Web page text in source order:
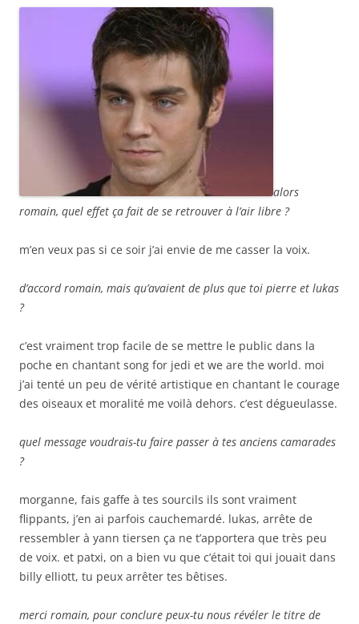
alors
romain, quel effet ça fait de se retrouver à l’air libre ?
m’en veux pas si ce soir j’ai envie de me casser la voix.
d’accord romain, mais qu’avaient de plus que toi pierre et lukas
?
c’est vraiment trop facile de se mettre le public dans la
poche en chantant song for jedi et we are the world. moi
j’ai tenté un peu de vérité artistique en chantant le courage
des oiseaux et moralité me voilà dehors. c’est dégueulasse.
quel message voudrais-tu faire passer à tes anciens camarades
?
morganne, fais gaffe à tes sourcils ils sont vraiment
flippants, j’en ai parfois cauchemardé. lukas, arrête de
ressembler à yann tiersen ça ne t’apportera que très peu
de voix. et patxi, on a bien vu que c’était toi qui jouait dans
billy elliott, tu peux arrêter tes bêtises.
merci romain, pour conclure peux-tu nous révéler le titre de